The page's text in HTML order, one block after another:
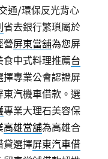
通/環保反光背心
省去銀行繁瑣屬於
營屏東當舖為您屏
中式料理推薦台
擇專業公會認證屏
東汽機車借款。選
專業大理石美容保
高雄當舖為高雄合
貸選擇屏東汽車借